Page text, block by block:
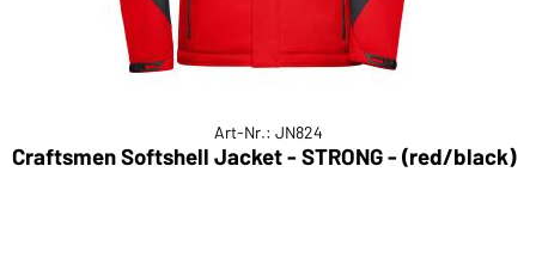
Art-Nr.: JN824
Craftsmen Softshell Jacket - STRONG - (red/black)